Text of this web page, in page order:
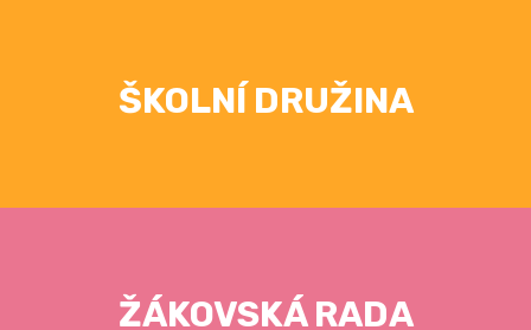
ŠKOLNÍ DRUŽINA
ŽÁKOVSKÁ RADA